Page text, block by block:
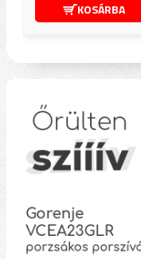
KOSÁRBA